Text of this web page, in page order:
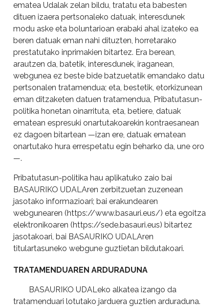
ematea Udalak zelan bildu, tratatu eta babesten
dituen izaera pertsonaleko datuak, interesdunek
modu aske eta boluntarioan erabaki ahal izateko ea
beren datuak eman nahi dituzten, horretarako
prestatutako inprimakien bitartez. Era berean,
arautzen da, batetik, interesdunek, iraganean,
webgunea ez beste bide batzuetatik emandako datu
pertsonalen tratamendua; eta, bestetik, etorkizunean
eman ditzaketen datuen tratamendua, Pribatutasun-
politika honetan oinarrituta, eta, betiere, datuak
ematean espresuki onartutakoarekin kontraesanean
ez dagoen bitartean —izan ere, datuak ematean
onartutako hura errespetatu egin beharko da, une oro
—.
Pribatutasun-politika hau aplikatuko zaio bai
BASAURIKO UDALAren zerbitzuetan zuzenean
jasotako informazioari; bai erakundearen
webgunearen (https://www.basauri.eus/) eta egoitza
elektronikoaren (https://sede.basauri.eus) bitartez
jasotakoari, bai BASAURIKO UDALAren
titulartasuneko webgune guztietan bildutakoari.
TRATAMENDUAREN ARDURADUNA
BASAURIKO UDALeko alkatea izango da
tratamenduari lotutako jarduera guztien arduraduna.